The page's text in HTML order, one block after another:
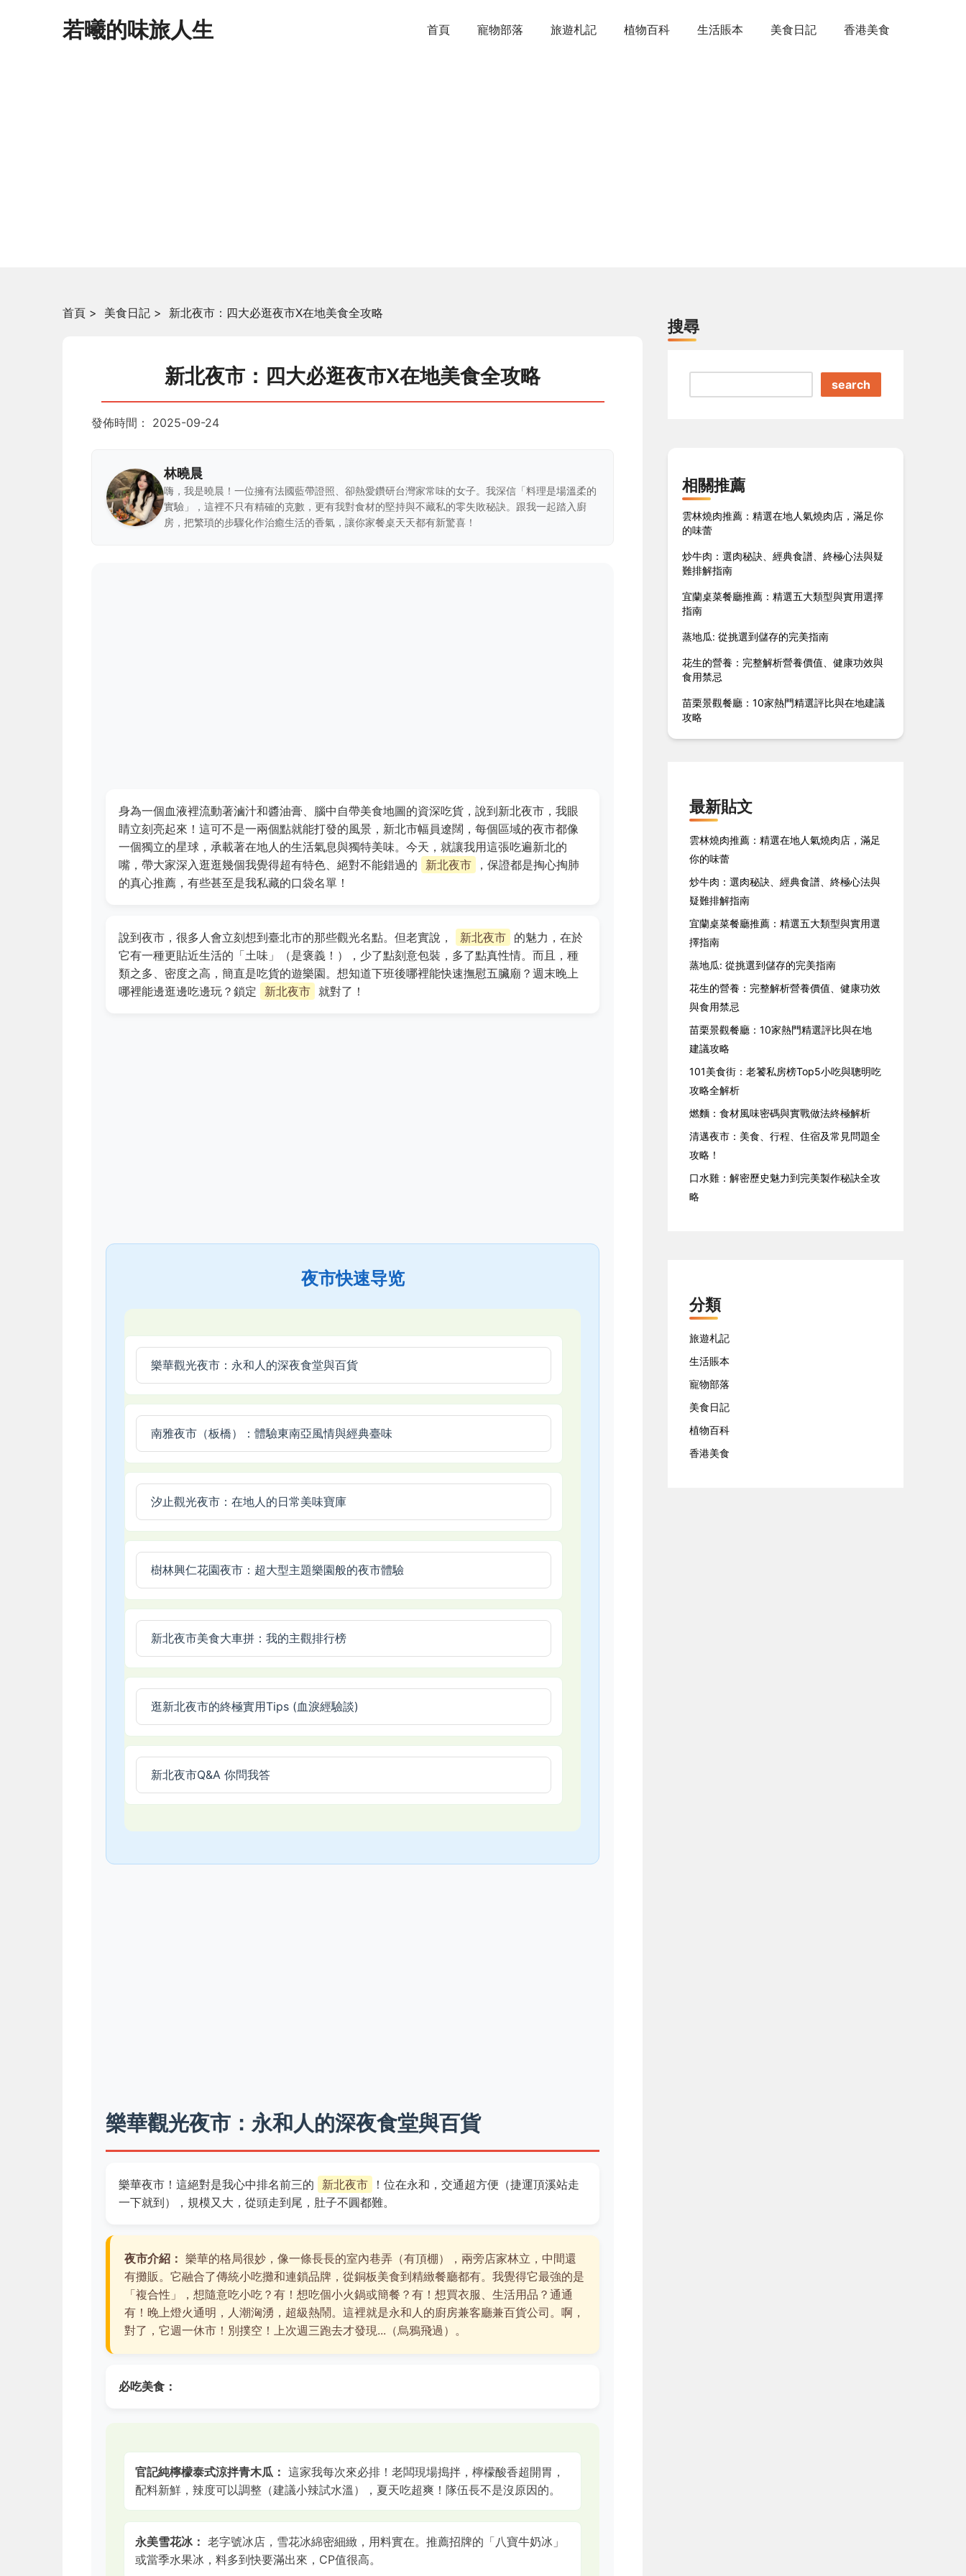
若曦的味旅人生 首頁 寵物部落 旅遊札記 植物百科 生活賬本 美食日記 香港美食
首頁 > 美食日記 > 新北夜市：四大必逛夜市X在地美食全攻略
新北夜市：四大必逛夜市X在地美食全攻略
發佈時間： 2025-09-24
林曉晨
嗨，我是曉晨！一位擁有法國藍帶證照、卻熱愛鑽研台灣家常味的女子。我深信「料理是場溫柔的
實驗」，這裡不只有精確的克數，更有我對食材的堅持與不藏私的零失敗秘訣。跟我一起踏入廚
房，把繁瑣的步驟化作治癒生活的香氣，讓你家餐桌天天都有新驚喜！
身為一個血液裡流動著滷汁和醬油膏、腦中自帶美食地圖的資深吃貨，說到新北夜市，我眼
睛立刻亮起來！這可不是一兩個點就能打發的風景，新北市幅員遼闊，每個區域的夜市都像
一個獨立的星球，承載著在地人的生活氣息與獨特美味。今天，就讓我用這張吃遍新北的
嘴，帶大家深入逛逛幾個我覺得超有特色、絕對不能錯過的
新北夜市
，保證都是掏心掏肺
的真心推薦，有些甚至是我私藏的口袋名單！
說到夜市，很多人會立刻想到臺北市的那些觀光名點。但老實說， 新北夜市 的魅力，在於
它有一種更貼近生活的「土味」（是褒義！），少了點刻意包裝，多了點真性情。而且，種
類之多、密度之高，簡直是吃貨的遊樂園。想知道下班後哪裡能快速撫慰五臟廟？週末晚上
哪裡能邊逛邊吃邊玩？鎖定
新北夜市 就對了！
夜市快速导览
樂華觀光夜市：永和人的深夜食堂與百貨
南雅夜市（板橋）：體驗東南亞風情與經典臺味
汐止觀光夜市：在地人的日常美味寶庫
樹林興仁花園夜市：超大型主題樂園般的夜市體驗
新北夜市美食大車拼：我的主觀排行榜
逛新北夜市的終極實用Tips (血淚經驗談)
新北夜市Q&A 你問我答
樂華觀光夜市：永和人的深夜食堂與百貨
樂華夜市！這絕對是我心中排名前三的 新北夜市
！位在永和，交通超方便（捷運頂溪站走
一下就到），規模又大，從頭走到尾，肚子不圓都難。
夜市介紹： 樂華的格局很妙，像一條長長的室內巷弄（有頂棚），兩旁店家林立，中間還
有攤販。它融合了傳統小吃攤和連鎖品牌，從銅板美食到精緻餐廳都有。我覺得它最強的是
「複合性」，想隨意吃小吃？有！想吃個小火鍋或簡餐？有！想買衣服、生活用品？通通
有！晚上燈火通明，人潮洶湧，超級熱鬧。這裡就是永和人的廚房兼客廳兼百貨公司。啊，
對了，它週一休市！別撲空！上次週三跑去才發現...（烏鴉飛過）。
必吃美食：
官記純檸檬泰式涼拌青木瓜： 這家我每次來必排！老闆現場搗拌，檸檬酸香超開胃，
配料新鮮，辣度可以調整（建議小辣試水溫），夏天吃超爽！隊伍長不是沒原因的。
永美雪花冰： 老字號冰店，雪花冰綿密細緻，用料實在。推薦招牌的「八寶牛奶冰」
或當季水果冰，料多到快要滿出來，CP值很高。
搜尋
search
相關推薦
雲林燒肉推薦：精選在地人氣燒肉店，滿足你
的味蕾
炒牛肉：選肉秘訣、經典食譜、終極心法與疑
難排解指南
宜蘭桌菜餐廳推薦：精選五大類型與實用選擇
指南
蒸地瓜: 從挑選到儲存的完美指南
花生的營養：完整解析營養價值、健康功效與
食用禁忌
苗栗景觀餐廳：10家熱門精選評比與在地建議
攻略
最新貼文
雲林燒肉推薦：精選在地人氣燒肉店，滿足
你的味蕾
炒牛肉：選肉秘訣、經典食譜、終極心法與
疑難排解指南
宜蘭桌菜餐廳推薦：精選五大類型與實用選
擇指南
蒸地瓜: 從挑選到儲存的完美指南
花生的營養：完整解析營養價值、健康功效
與食用禁忌
苗栗景觀餐廳：10家熱門精選評比與在地
建議攻略
101美食街：老饕私房榜Top5小吃與聰明吃
攻略全解析
燃麵：食材風味密碼與實戰做法終極解析
清邁夜市：美食、行程、住宿及常見問題全
攻略！
口水雞：解密歷史魅力到完美製作秘訣全攻
略
分類
旅遊札記
生活賬本
寵物部落
美食日記
植物百科
香港美食